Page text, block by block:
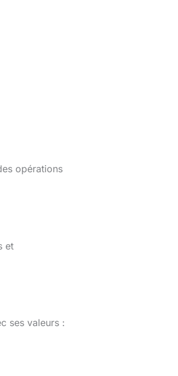
opérations
et
ses valeurs :